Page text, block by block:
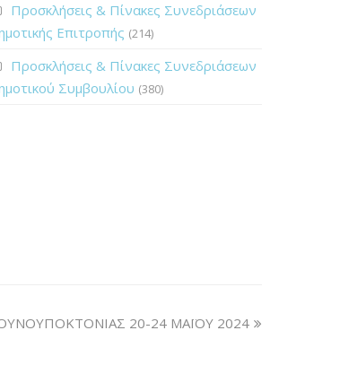
Προσκλήσεις & Πίνακες Συνεδριάσεων
Επιτροπής (214)
Προσκλήσεις & Πίνακες Συνεδριάσεων
Συμβουλίου (380)
20-24 ΜΑΪΟΥ 2024